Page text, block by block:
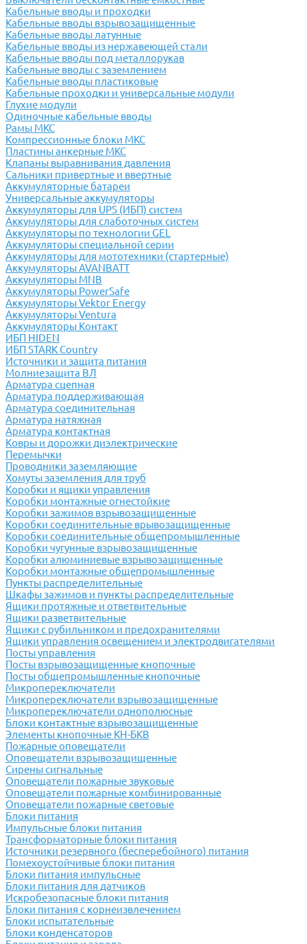
Кабельные вводы и проходки
Кабельные вводы взрывозащищенные
Кабельные вводы латунные
Кабельные вводы из нержавеющей стали
Кабельные вводы под металлорукав
Кабельные вводы с заземлением
Кабельные вводы пластиковые
Кабельные проходки и универсальные модули
Глухие модули
Одиночные кабельные вводы
Рамы МКС
Компрессионные блоки МКС
Пластины анкерные МКС
Клапаны выравнивания давления
Сальники привертные и ввертные
Аккумуляторные батареи
Универсальные аккумуляторы
Аккумуляторы для UPS (ИБП) систем
Аккумуляторы для слаботочных систем
Аккумуляторы по технологии GEL
Аккумуляторы специальной серии
Аккумуляторы для мототехники (стартерные)
Аккумуляторы AVANBATT
Аккумуляторы MNB
Аккумуляторы PowerSafe
Аккумуляторы Vektor Energy
Аккумуляторы Ventura
Аккумуляторы Контакт
ИБП HIDEN
ИБП STARK Country
Источники и защита питания
Молниезащита ВЛ
Арматура сцепная
Арматура поддерживающая
Арматура соединительная
Арматура натяжная
Арматура контактная
Ковры и дорожки диэлектрические
Перемычки
Проводники заземляющие
Хомуты заземления для труб
Коробки и ящики управления
Коробки монтажные огнестойкие
Коробки зажимов взрывозащищенные
Коробки соединительные врывозащищенные
Коробки соединительные общепромышленные
Коробки чугунные взрывозащищенные
Коробки алюминиевые взрывозащищенные
Коробки монтажные общепромышленные
Пункты распределительные
Шкафы зажимов и пункты распределительные
Ящики протяжные и ответвительные
Ящики разветвительные
Ящики с рубильником и предохранителями
Ящики управления освещением и электродвигателями
Посты управления
Посты взрывозащищенные кнопочные
Посты общепромышленные кнопочные
Микропереключатели
Микропереключатели взрывозащищенные
Микропереключатели однополюсные
Блоки контактные взрывозащищенные
Элементы кнопочные КН-БКВ
Пожарные оповещатели
Оповещатели взрывозащищенные
Сирены сигнальные
Оповещатели пожарные звуковые
Оповещатели пожарные комбинированные
Оповещатели пожарные световые
Блоки питания
Импульсные блоки питания
Трансформаторные блоки питания
Источники резервного (бесперебойного) питания
Помехоустойчивые блоки питания
Блоки питания импульсные
Блоки питания для датчиков
Искробезопасные блоки питания
Блоки питания с корнеизвлечением
Блоки испытательные
Блоки конденсаторов